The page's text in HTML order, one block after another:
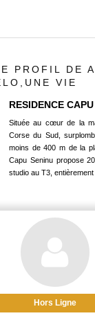
PROFIL DE
VIE
RESIDENCE
Située au cœur de la
Corse du Sud,
moins de 400 m de la
Capu Seninu propose
studio au T3,
Corse du Sud,
moins de 400 m de la
Capu Seninu propose
studio au T3,
Hors Ligne